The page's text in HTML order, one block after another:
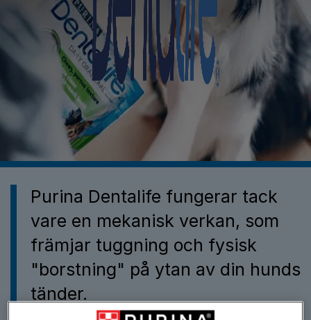
Ett friskt husdjur börjar med en frisk mun. Ta hand
Dentalifes naturliga
Purina Dentalife fungerar tack
vare en mekanisk verkan, som
främjar tuggning och fysisk
"borstning" på ytan av din hunds
tänder.